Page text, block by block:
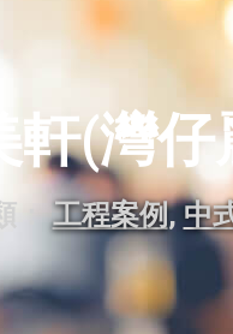
軒(灣仔
： 工程案例,中